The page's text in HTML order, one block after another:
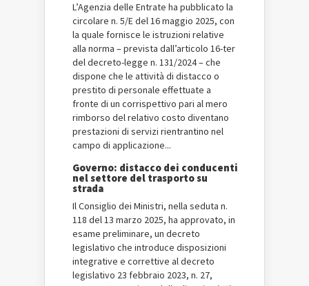
L’Agenzia delle Entrate ha pubblicato la
circolare n. 5/E del 16 maggio 2025, con
la quale fornisce le istruzioni relative
alla norma – prevista dall’articolo 16-ter
del decreto-legge n. 131/2024 – che
dispone che le attività di distacco o
prestito di personale effettuate a
fronte di un corrispettivo pari al mero
rimborso del relativo costo diventano
prestazioni di servizi rientrantino nel
campo di applicazione...
Governo: distacco dei conducenti
nel settore del trasporto su
strada
Il Consiglio dei Ministri, nella seduta n.
118 del 13 marzo 2025, ha approvato, in
esame preliminare, un decreto
legislativo che introduce disposizioni
integrative e correttive al decreto
legislativo 23 febbraio 2023, n. 27,